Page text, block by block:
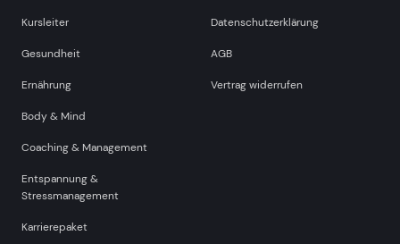
Kursleiter
Gesundheit
Ernährung
Body & Mind
Coaching & Management
Entspannung &
Stressmanagement
Karrierepaket
Datenschutzerklärung
AGB
Vertrag widerrufen